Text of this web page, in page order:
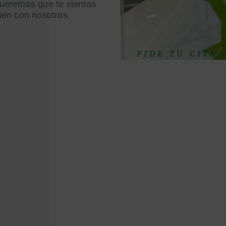
que te sientas
con nosotros.
PIDE TU